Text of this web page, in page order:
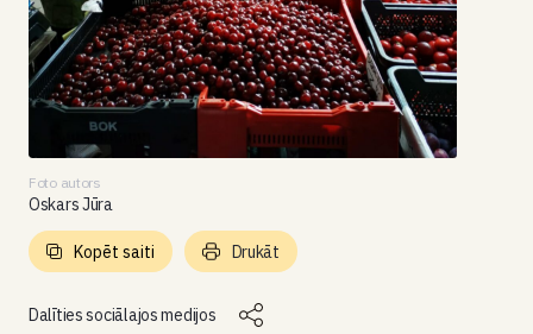
Foto autors
Oskars Jūra
Dalīties sociālajos medijos
Kopēt saiti Drukāt